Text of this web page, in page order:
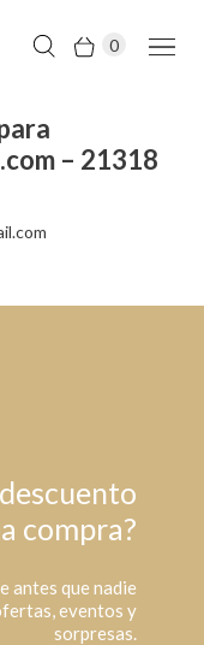
0
– 21318
compra?
antes que nadie
eventos y
sorpresas.